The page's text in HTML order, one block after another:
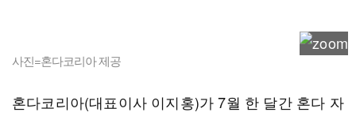
사진=혼다코리아 제공
혼다코리아(대표이사 이지홍)가 7월 한 달간 혼다 자